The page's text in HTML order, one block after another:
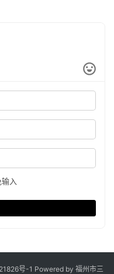
入
号-1 Powered by 福州市三